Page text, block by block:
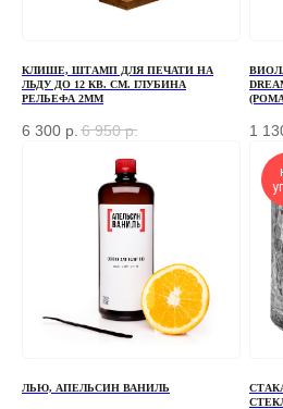
КЛИШЕ, ШТАМП ДЛЯ ПЕЧАТИ НА
ЛЬДУ ДО 12 КВ. СМ. ГЛУБИНА
РЕЛЬЕФА 2ММ
6 300 р. 6 950 р. 1
ЛЬЮ, АПЕЛЬСИН ВАНИЛЬ
конфиденциальности и обработки персональных
ОТПРАВИТЬ
+7 (966) 077-55-50
Г. МОСКВА, ДЕРБЕНЕВСКАЯ
ПЕРЕД ПОСЕЩЕНИЕМ ОФИСА, ПОЖАЛУЙСТА,